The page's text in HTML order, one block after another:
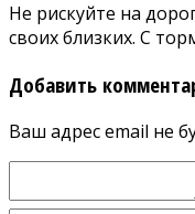
Не рискуйте на
своих близких. С
Добавить
Ваш адрес email не